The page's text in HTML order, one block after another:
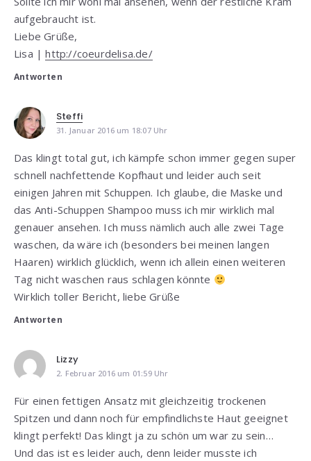
aufgebraucht ist.
Liebe Grüße,
Lisa |http://coeurdelisa.de/
Antworten
Steffi
31. Januar 2016 um 18:07 Uhr
Das klingt total gut, ich kämpfe schon immer gegen super
schnell nachfettende Kopfhaut und leider auch seit
einigen Jahren mit Schuppen. Ich glaube, die Maske und
das Anti-Schuppen Shampoo muss ich mir wirklich mal
genauer ansehen. Ich muss nämlich auch alle zwei Tage
waschen, da wäre ich (besonders bei meinen langen
Haaren) wirklich glücklich, wenn ich allein einen weiteren
Tag nicht waschen raus schlagen könnte
Wirklich toller Bericht, liebe Grüße
Antworten
Lizzy
2. Februar 2016 um 01:59 Uhr
Für einen fettigen Ansatz mit gleichzeitig trockenen
Spitzen und dann noch für empfindlichste Haut geeignet
klingt perfekt! Das klingt ja zu schön um war zu sein…
Und das ist es leider auch, denn leider musste ich